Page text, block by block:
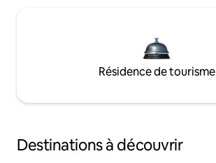
Résidence de tourisme
Destinations à découvrir